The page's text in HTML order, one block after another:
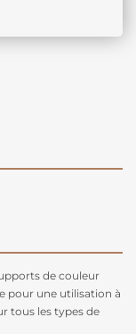
de couleur
pour une utilisation à
tous les types de